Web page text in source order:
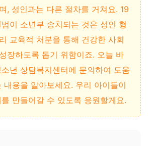
, 성인과는 다른 절차를 거쳐요. 19
이 소년부 송치되는 것은 성인 형
교육적 처분을 통해 건강한 사회
장하도록 돕기 위함이죠. 오늘 바
년 상담복지센터에 문의하여 도움
내용을 알아보세요. 우리 아이들이
만들어갈 수 있도록 응원할게요.